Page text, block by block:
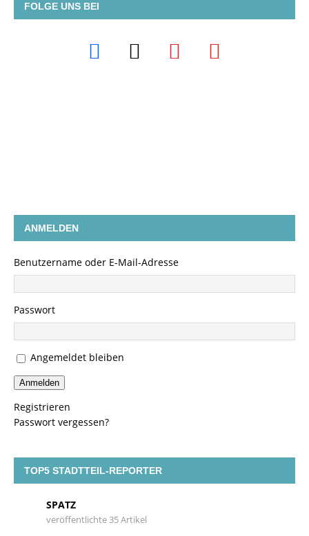
FOLGE UNS BEI
ANMELDEN
Benutzername oder E-Mail-Adresse
Passwort
Angemeldet bleiben
Anmelden
Registrieren
Passwort vergessen?
TOP5 STADTTEIL-REPORTER
SPATZ
veröffentlichte 35 Artikel